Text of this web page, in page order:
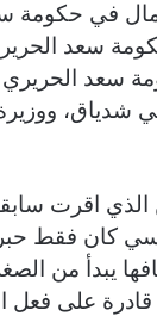
شدياق،
الذي اقرت
كان فقط
يبدأ من
قادرة على فعل